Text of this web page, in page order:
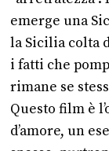
emerge una
la Sicilia colta
i fatti che
rimane se
Questo film è
d’amore, un